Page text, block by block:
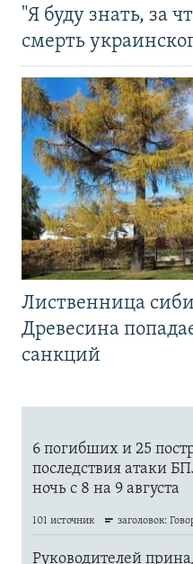
"Я буду знать, за
смерть
Лиственница
Древесина
санкций